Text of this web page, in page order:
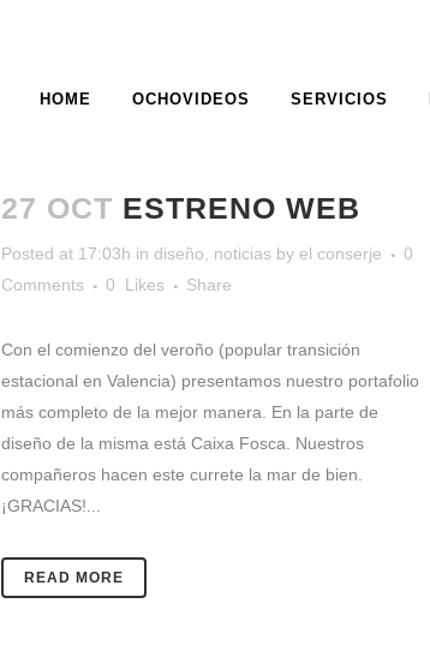
HOME OCHOVIDEOS SERVICIOS
WEB TAG
27 OCT ESTRENO WEB
Posted at 17:03h in diseño noticias by el conserje
0
Comments
0 Likes Share
Con el comienzo del veroño (popular transición
estacional en Valencia) presentamos nuestro portafolio
más completo de la mejor manera. En la parte de
diseño de la misma está Caixa Fosca. Nuestros
compañeros hacen este currete la mar de bien.
¡GRACIAS!...
READ MORE